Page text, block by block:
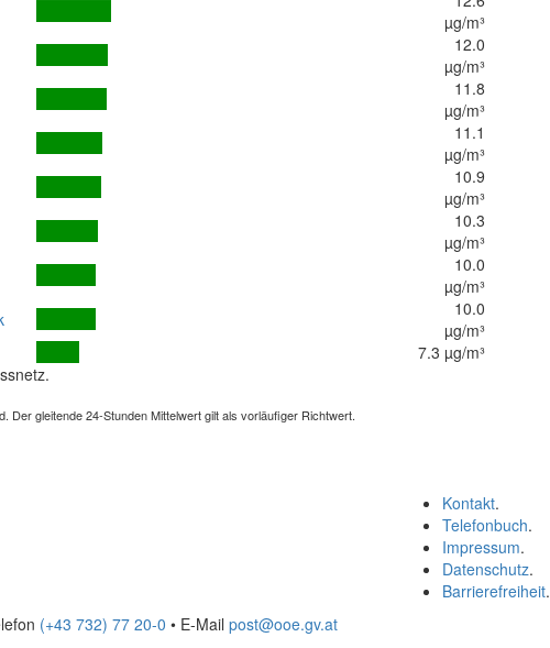
µg/m³
12.0
µg/m³
11.8
µg/m³
11.1
µg/m³
10.9
µg/m³
10.3
µg/m³
10.0
µg/m³
10.0
µg/m³
7.3 µg/m³
gleitende 24-Stunden Mittelwert gilt als vorläufiger Richtwert.
Kontakt.
Telefonbuch.
Impressum.
Datenschutz.
Barrierefreiheit.
(+43 732) 77 20-0 • E-Mail post@ooe.gv.at